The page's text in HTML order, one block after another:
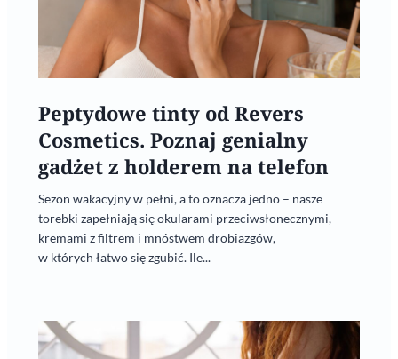
Peptydowe tinty od Revers
Cosmetics. Poznaj genialny
gadżet z holderem na telefon
Sezon wakacyjny w pełni, a to oznacza jedno – nasze
torebki zapełniają się okularami przeciwsłonecznymi,
kremami z filtrem i mnóstwem drobiazgów,
w których łatwo się zgubić. Ile...